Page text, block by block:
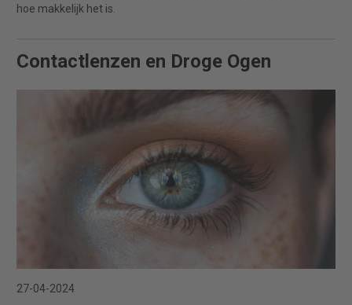
hoe makkelijk het is.
Contactlenzen en Droge Ogen
27-04-2024